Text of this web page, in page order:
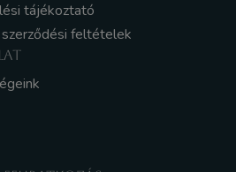
tájékoztató
feltételek